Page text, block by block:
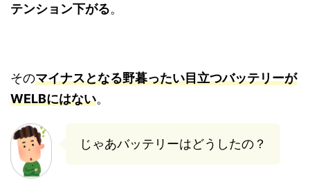
テンション下がる。
そのマイナスとなる野暮ったい目立つバッテリーが
WELBにはない。
じゃあバッテリーはどうしたの？